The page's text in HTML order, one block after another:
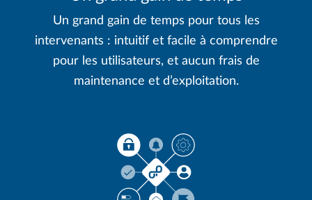
Un grand gain de temps pour tous les
intervenants : intuitif et facile à comprendre
pour les utilisateurs, et aucun frais de
maintenance et d’exploitation.